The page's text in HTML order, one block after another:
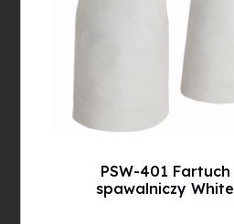
PSW-401 Fartuch
spawalniczy White